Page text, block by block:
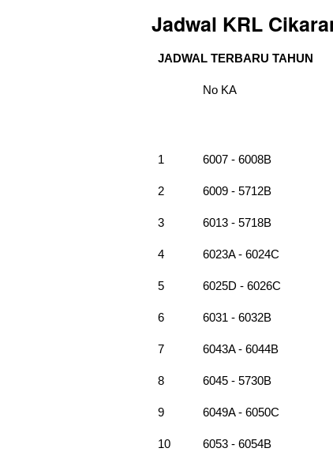
Jadwal KRL
JADWAL TERBARU TAHUN
No KA
1 6007 - 6008B
2 6009 - 5712B
3 6013 - 5718B
4 6023A - 6024C
5 6025D - 6026C
6 6031 - 6032B
7 6043A - 6044B
8 6045 - 5730B
9 6049A - 6050C
10 6053 - 6054B